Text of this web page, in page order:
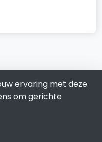
ervaring met deze
om gerichte